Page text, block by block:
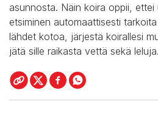
asunnosta. Näin koira oppii, ettei
etsiminen automaattisesti
lähdet kotoa, järjestä koirallesi
jätä sille raikasta vettä sekä leluja.